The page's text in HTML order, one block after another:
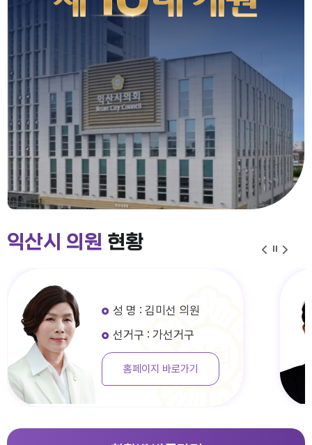
익산시 의원 현황
성 명 : 김미선 의원
선거구 : 가선거구
홈페이지 바로가기